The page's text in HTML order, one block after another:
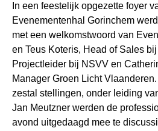
In een feestelijk opgezette foyer
Evenementenhal Gorinchem
met een welkomstwoord van
en Teus Koteris, Head of Sales
Projectleider bij NSVV en
Manager Groen Licht
zestal stellingen, onder leiding
Jan Meutzner werden de
avond uitgedaagd mee te